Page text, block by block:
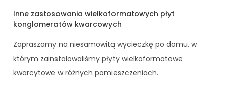
Inne zastosowania wielkoformatowych płyt
konglomeratów kwarcowych
Zapraszamy na niesamowitą wycieczkę po domu, w
którym zainstalowaliśmy płyty wielkoformatowe
kwarcytowe w różnych pomieszczeniach.